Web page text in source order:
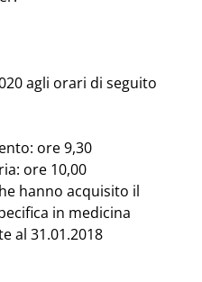
agli orari di seguito
ore 9,30
ore 10,00
hanno acquisito il
in medicina
al 31.01.2018